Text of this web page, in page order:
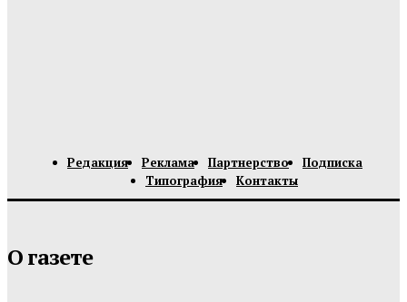
Редакция Реклама Партнерство
Подписка
Типография
Контакты
О газете